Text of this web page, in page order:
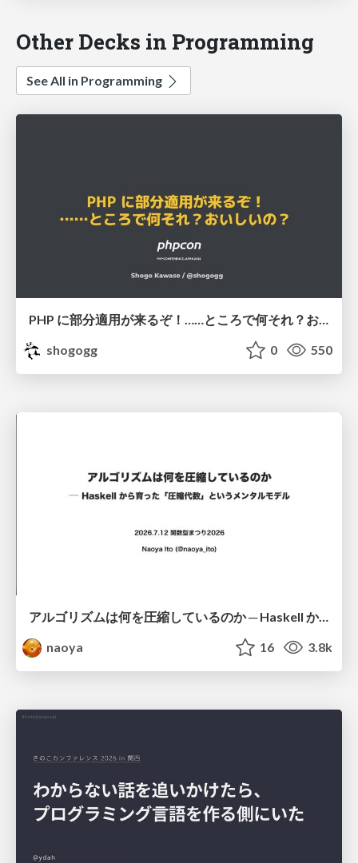
Other Decks in Programming
See All in Programming
shogogg
0 550
アルゴリズムは何を圧縮しているのか ─ Haskell から育った「圧縮代数」というメンタルモデル
naoya
16 3.8k